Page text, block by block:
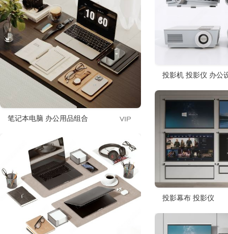
笔记本电脑 办公用品组合
投影机 投影仪 办公
投影幕布 投影仪